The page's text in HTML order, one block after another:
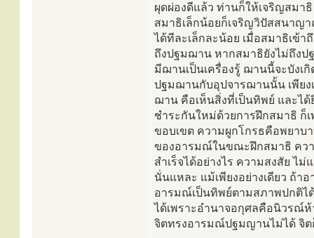
ผุดผ่องดีแล้ว ท่านก็ให้เจริญสม
สมาธิเล็กน้อยก็เจริญวิปัสสนาญ
ได้ทีละเล็กละน้อย เมื่อสมาธิเข้
ถึงปฐมฌาน หากสมาธิยังไม่ถึงป
มีฌานเป็นเครื่องรู้ ฌานนี้จะบังเ
ปฐมฌานกับอุปจารฌานนั้น เพียง
ฌาน คือเห็นสิ่งที่เป็นทิพย์ และได้
ชำระกันใหม่ด้วยการฝึกสมาธิ ก็
ขอบเขต ความผูกโกรธคือพยาบ
ของอารมณ์ในขณะฝึกสมาธิ ควา
สำเร็จได้อย่างไร ความสงสัย ไ
นั่นแหละ แม้เพียงอย่างเดียว ถ้า
อารมณ์เป็นทิพย์ตามสภาพปกติไ
ได้เพราะอำนาจอกุศลคือนิวรณ์
จิตทรงอารมณ์ปฐมญานไม่ได้ จิ